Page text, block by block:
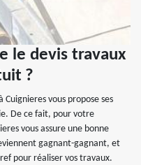
le devis travaux
?
vous propose ses
De ce fait, pour votre
vous assure une bonne
gagnant-gagnant, et
pour réaliser vos travaux.